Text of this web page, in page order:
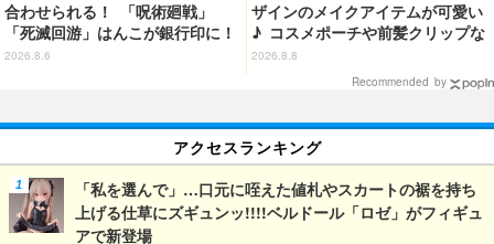
合わせられる！ 「呪術廻戦」
「死滅回游」はんこが銀行印に！
虎杖悠仁、乙骨憂太ら16キャラ追
2026.8.6
ザインのメイクアイテムが可愛い
♪ コスメポーチや前髪クリップな
ど…毎日使いたい!!「タイトーく
じ」【8月28日～】
2026.8.8
Recommended by
アクセスランキング
「私を選んで」…口元に咥えた値札やスカートの裾を持ち
上げる仕草にズギュンッ!!!!ベルドール「ロゼ」がフィギュ
アで新登場